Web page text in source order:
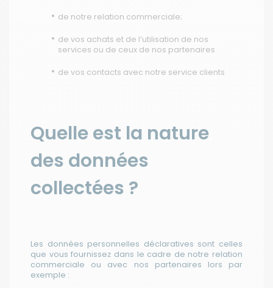
de notre relation commerciale;
de vos achats et de l’utilisation de nos
services ou de ceux de nos partenaires
de vos contacts avec notre service clients
Quelle est la nature
des données
collectées ?
Les données personnelles déclaratives sont celles
que vous fournissez dans le cadre de notre relation
commerciale ou avec nos partenaires lors par
exemple :